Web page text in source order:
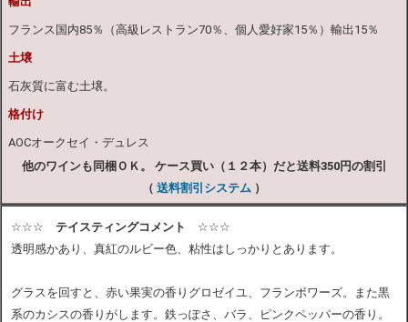
フランス国内85％（高級レストラン70％、個人愛好家15％）輸出15％
土壌
石灰質に富む土壌。
格付け
AOCオークセイ・デュレス
他のワインも同梱ＯＫ。 ケース買い（１２本）だと送料350円の割引
（ 送料割引システム ）
☆☆☆ テイスティングコメント
☆☆☆
透明感かあり、真紅のルビー色、粘性はしっかりとあります。
グラスを回すと、赤い果実の香りグロゼイユ、フランボワーズ。また黒
系のカシスの香りがします。鉄っぽさ、バラ、ピンクペッパーの香り。